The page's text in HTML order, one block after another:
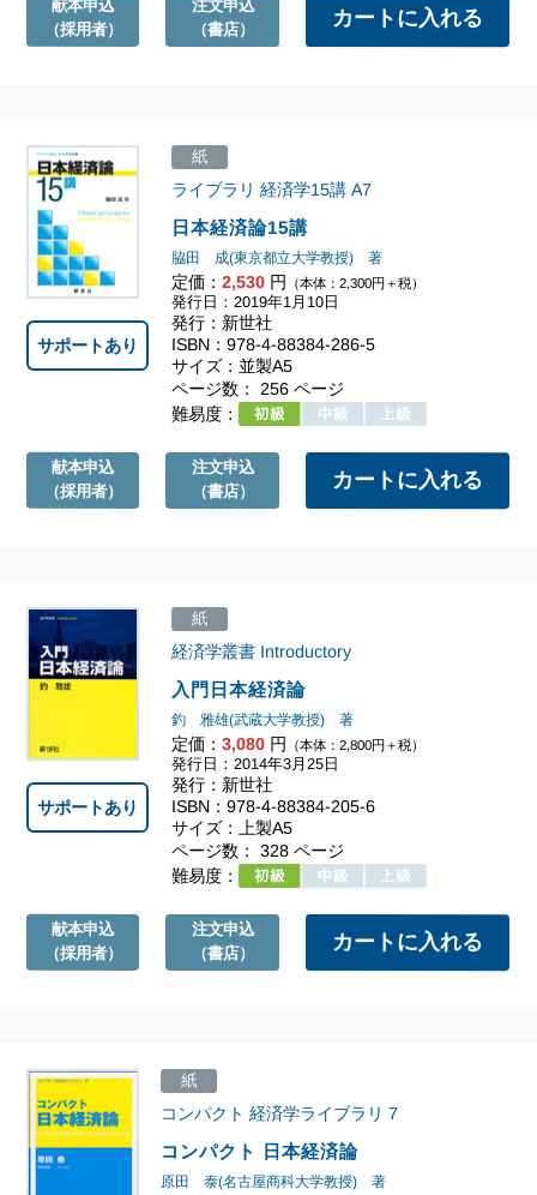
献本申込
（採用者）
注文申込
（書店）
日本経済論15講
ライブラリ 経済学15講A7
脇田 成(東京都立大学教授) 著
定価： 2,530円 （本体：2,300円＋税）
紙
発行日：2019年1月10日
発行：新世社
ISBN：978-4-88384-286-5
サイズ：並製A5
ページ数： 256 ページ
難易度：
サポートあり
献本申込
（採用者）
注文申込
（書店）
入門日本経済論
経済学叢書 Introductory
釣 雅雄(武蔵大学教授) 著
定価： 3,080円 （本体：2,800円＋税）
紙
発行日：2014年3月25日
発行：新世社
ISBN：978-4-88384-205-6
サイズ：上製A5
ページ数： 328 ページ
難易度：
サポートあり
献本申込
（採用者）
注文申込
（書店）
コンパクト 日本経済論
コンパクト 経済学ライブラリ 7
原田 泰(名古屋商科大学教授) 著
紙